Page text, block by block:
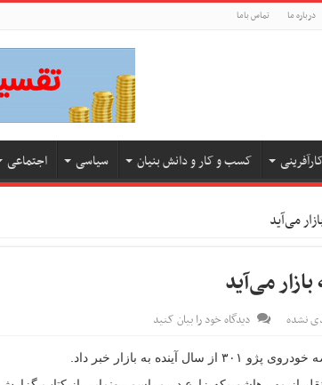
درباره ما تماس باما
کسب و کار و دانش بنیان سیاسی اجتماعی
نشده دیدگاه خود را بیان کنید
به بازار خبر داد.